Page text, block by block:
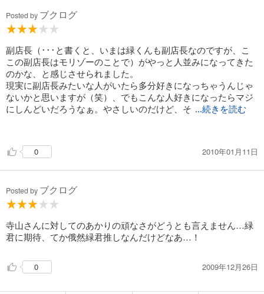
Posted by ブクログ
副店長（･･･と書くと、いまは緑くんも副店長なのですが、こ
この副店長はモリゾーのことで）がやっと人並みになってきた
のかな、と感じさせられました。
現実に副店長みたいな人がいたら多分好きになっちゃうんじゃ
ないかと思いますが（笑）、でもこんな人好きになったらマジ
にしんどいだろうなぁ。やさしいのだけど、そ ...続きを読む
なので、あかりには緑くんを気にしてあげてほしいのですが、
まぁお話的には副店長となんでしょうね（大穴で名古屋店店
0 2010年01月11日
Posted by ブクログ
寺山さんに対してのあかりの頑なさがどうとも言えません…緑
君に期待、てか俄然緑君推しなんだけどなあ…！
0 2009年12月26日